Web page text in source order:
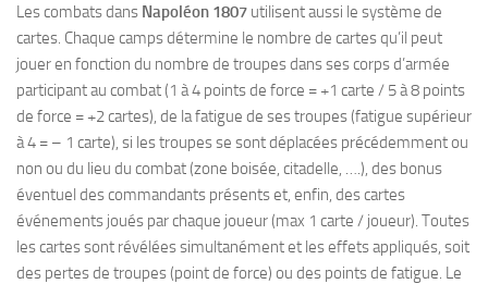
Les combats dans Napoléon 1807 utilisent aussi le système de
cartes. Chaque camps détermine le nombre de cartes qu’il peut
jouer en fonction du nombre de troupes dans ses corps d’armée
participant au combat (1 à 4 points de force = +1 carte / 5 à 8 points
de force = +2 cartes), de la fatigue de ses troupes (fatigue supérieur
à 4 = – 1 carte), si les troupes se sont déplacées précédemment ou
non ou du lieu du combat (zone boisée, citadelle, ….), des bonus
éventuel des commandants présents et, enfin, des cartes
événements joués par chaque joueur (max 1 carte / joueur). Toutes
les cartes sont révélées simultanément et les effets appliqués, soit
des pertes de troupes (point de force) ou des points de fatigue. Le